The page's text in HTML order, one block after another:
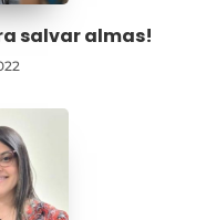
salvar almas!